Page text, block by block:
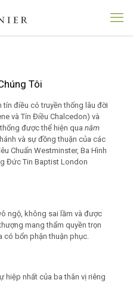
Tôi
tín điều có truyền thống lâu đời
và Tín Điều Chalcedon) và
được thể hiện qua năm
và sự đồng thuận của các
Chuẩn Westminster, Ba Hình
Đức Tin Baptist London
ngộ, không sai lầm và được
mang thẩm quyền trọn
có bổn phận thuận phục.
hiệp nhất của ba thân vị riêng